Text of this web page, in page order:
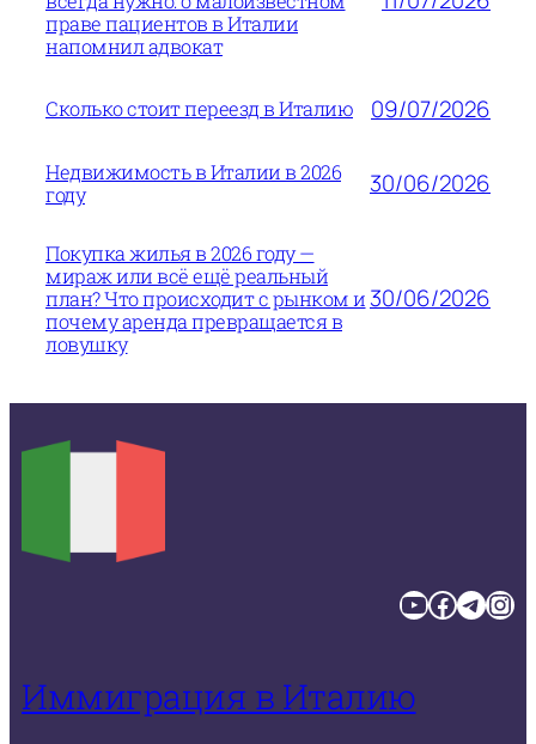
праве пациентов в Италии
напомнил адвокат
Сколько стоит переезд в Италию 09/07/2026
Недвижимость в Италии в 2026
году
30/06/2026
Покупка жилья в 2026 году —
мираж или всё ещё реальный
план? Что происходит с рынком и
почему аренда превращается в
ловушку
30/06/2026
YouTube Facebook TelegramInstagram
Иммиграция в Италию